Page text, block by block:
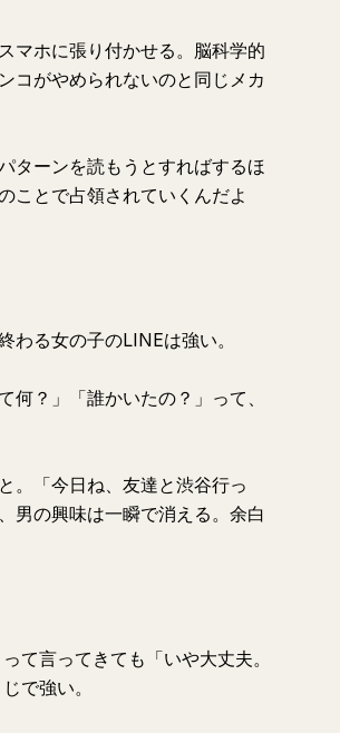
マホに張り付かせる。脳科学的
コがやめられないのと同じメカ
ターンを読もうとすればするほ
ことで占領されていくんだよ
わる女の子のLINEは強い。
？」「誰かいたの？」って、
。「今日ね、友達と渋谷行っ
男の興味は一瞬で消える。余白
て言ってきても「いや大丈夫。
で強い。